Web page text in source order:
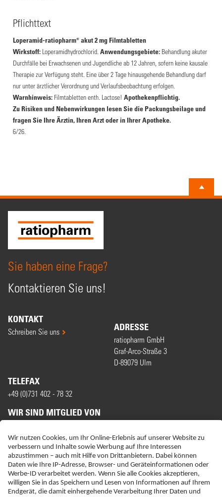
Pflichttext
Loperamid-ratiopharm® akut 2 mg Filmtabletten
Wirkstoff: Loperamidhydrochlorid. Anwendungsgebiete: Behandlung akuter
Durchfälle bei Erwachsenen und Jugendliche ab 12 Jahren, sofern keine kausale
Therapie zur Verfügung steht. Eine über 2 Tage hinausgehende Behandlung darf
nur unter ärztlicher Verordnung und Verlaufsbeobachtung erfolgen.
Warnhinweis: Filmtabletten enth. Lactose! Apothekenpflichtig.
Zu Risiken und Nebenwirkungen lesen Sie die Packungsbeilage und
fragen Sie Ihre Ärztin, Ihren Arzt oder in Ihrer Apotheke.
6/26.
Sie haben eine Frage?
Kontaktieren Sie uns!
KONTAKT
Schreiben Sie uns ADRESSE
ratiopharm GmbH
Graf-Arco-Straße 3
D-89079 Ulm
TELEFAX
+49 (0)731 402 - 78 32
WIR SIND MITGLIED VON
ERKLÄRUNG ZUR BARRIEREFREIHEIT
IMPRESSUM